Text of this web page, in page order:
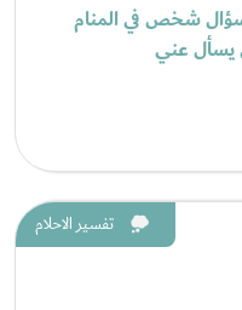
شخص في المنام
عني
تفسير الاحلام